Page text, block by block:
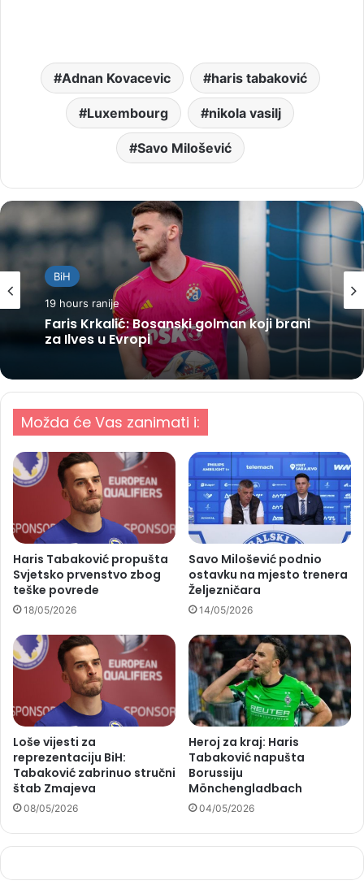
Adnan Kovacevic haris tabaković
Luxembourg nikola vasilj
Savo Milošević
BiH
19 hours ranije
Faris Krkalić: Bosanski golman koji brani
za Ilves u Evropi
Možda će Vas zanimati i:
Haris Tabaković propušta
Svjetsko prvenstvo zbog
teške povrede
18/05/2026
Savo Milošević podnio
ostavku na mjesto trenera
Željezničara
14/05/2026
Loše vijesti za
reprezentaciju BiH:
Tabaković zabrinuo stručni
štab Zmajeva
08/05/2026
Heroj za kraj: Haris
Tabaković napušta
Borussiju
Mönchengladbach
04/05/2026